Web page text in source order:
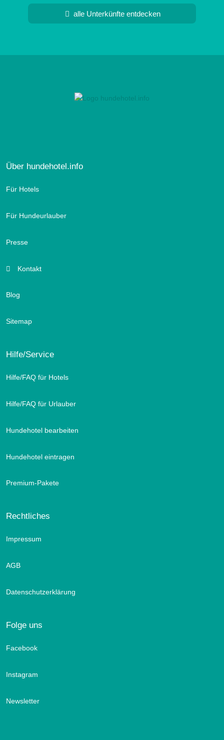
alle Unterkünfte entdecken
Über hundehotel.info
Für Hotels
Für Hundeurlauber
Presse
Kontakt
Blog
Sitemap
Hilfe/Service
Hilfe/FAQ für Hotels
Hilfe/FAQ für Urlauber
Hundehotel bearbeiten
Hundehotel eintragen
Premium-Pakete
Rechtliches
Impressum
AGB
Datenschutzerklärung
Folge uns
Facebook
Instagram
Newsletter